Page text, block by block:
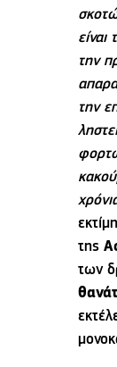
είναι
την
την
της
των